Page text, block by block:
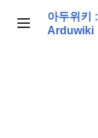
문
사이드바 토글
아두위키 :
Arduwiki